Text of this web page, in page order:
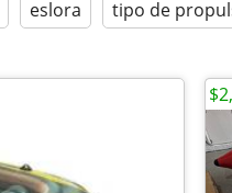
eslora tipo de